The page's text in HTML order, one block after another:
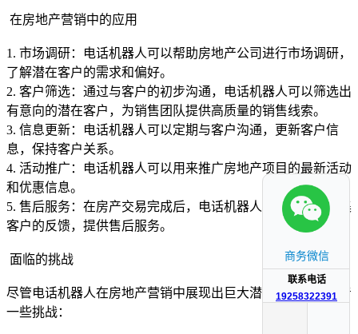
在房地产营销中的应用
1. 市场调研：电话机器人可以帮助房地产公司进行市场调研，
了解潜在客户的需求和偏好。
2. 客户筛选：通过与客户的初步沟通，电话机器人可以筛选出
有意向的潜在客户，为销售团队提供高质量的销售线索。
3. 信息更新：电话机器人可以定期与客户沟通，更新客户信
息，保持客户关系。
4. 活动推广：电话机器人可以用来推广房地产项目的最新活动
和优惠信息。
5. 售后服务：在房产交易完成后，电话机器人还可以用于收集
客户的反馈，提供售后服务。
面临的挑战
尽管电话机器人在房地产营销中展现出巨大潜力，但也面临着
一些挑战：
商务微信
联系电话
19258322391